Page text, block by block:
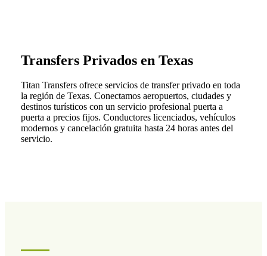
Transfers Privados en Texas
Titan Transfers ofrece servicios de transfer privado en toda
la región de Texas. Conectamos aeropuertos, ciudades y
destinos turísticos con un servicio profesional puerta a
puerta a precios fijos. Conductores licenciados, vehículos
modernos y cancelación gratuita hasta 24 horas antes del
servicio.